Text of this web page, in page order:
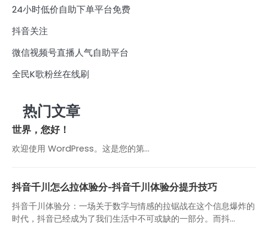
24小时低价自助下单平台免费
抖音关注
微信视频号直播人气自助平台
全民K歌粉丝在线刷
热门文章
世界，您好！
欢迎使用 WordPress。这是您的第…
抖音千川怎么拉体验分-抖音千川体验分提升技巧
抖音千川体验分：一场关于数字与情感的拉锯战在这个信息爆炸的
时代，抖音已经成为了我们生活中不可或缺的一部分。而抖...